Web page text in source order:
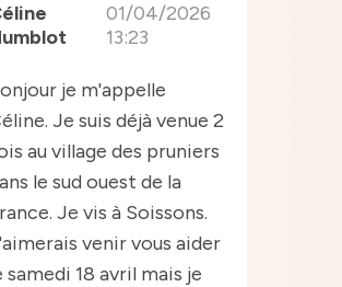
01/04/2026
13:23
je m'appelle
Je suis déjà venue 2
au village des pruniers
le sud ouest de la
Je vis à Soissons.
venir vous aider
samedi 18 avril mais je